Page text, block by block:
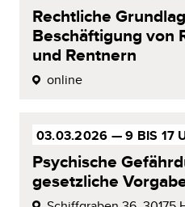
Rechtliche
Beschäftigung von
und Rentnern
online
03.03.2026 —9 BIS 17
Psychische
gesetzliche